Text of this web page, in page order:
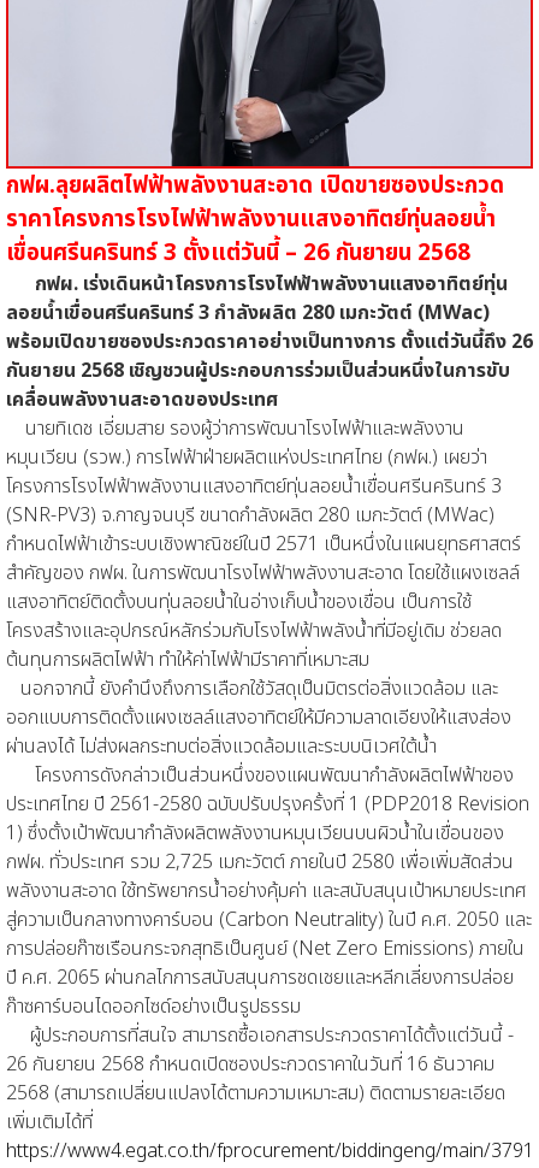
กฟผ.ลุยผลิตไฟฟ้าพลังงานสะอาด เปิดขายซองประกวด
ราคาโครงการโรงไฟฟ้าพลังงานแสงอาทิตย์ทุ่นลอยน้ำ
เขื่อนศรีนครินทร์ 3 ตั้งแต่วันนี้ – 26 กันยายน 2568
กฟผ. เร่งเดินหน้าโครงการโรงไฟฟ้าพลังงานแสงอาทิตย์ทุ่น
ลอยน้ำเขื่อนศรีนครินทร์ 3 กำลังผลิต 280 เมกะวัตต์ (MWac)
พร้อมเปิดขายซองประกวดราคาอย่างเป็นทางการ ตั้งแต่วันนี้ถึง 26
กันยายน 2568 เชิญชวนผู้ประกอบการร่วมเป็นส่วนหนึ่งในการขับ
เคลื่อนพลังงานสะอาดของประเทศ
นายทิเดช เอี่ยมสาย รองผู้ว่าการพัฒนาโรงไฟฟ้าและพลังงาน
หมุนเวียน (รวพ.) การไฟฟ้าฝ่ายผลิตแห่งประเทศไทย (กฟผ.) เผยว่า
โครงการโรงไฟฟ้าพลังงานแสงอาทิตย์ทุ่นลอยน้ำเขื่อนศรีนครินทร์ 3
(SNR-PV3) จ.กาญจนบุรี ขนาดกำลังผลิต 280 เมกะวัตต์ (MWac)
กำหนดไฟฟ้าเข้าระบบเชิงพาณิชย์ในปี 2571 เป็นหนึ่งในแผนยุทธศาสตร์
สำคัญของ กฟผ. ในการพัฒนาโรงไฟฟ้าพลังงานสะอาด โดยใช้แผงเซลล์
แสงอาทิตย์ติดตั้งบนทุ่นลอยน้ำในอ่างเก็บน้ำของเขื่อน เป็นการใช้
โครงสร้างและอุปกรณ์หลักร่วมกับโรงไฟฟ้าพลังน้ำที่มีอยู่เดิม ช่วยลด
ต้นทุนการผลิตไฟฟ้า ทำให้ค่าไฟฟ้ามีราคาที่เหมาะสม
นอกจากนี้ ยังคำนึงถึงการเลือกใช้วัสดุเป็นมิตรต่อสิ่งแวดล้อม และ
ออกแบบการติดตั้งแผงเซลล์แสงอาทิตย์ให้มีความลาดเอียงให้แสงส่อง
ผ่านลงได้ ไม่ส่งผลกระทบต่อสิ่งแวดล้อมและระบบนิเวศใต้น้ำ
โครงการดังกล่าวเป็นส่วนหนึ่งของแผนพัฒนากำลังผลิตไฟฟ้าของ
ประเทศไทย ปี 2561-2580 ฉบับปรับปรุงครั้งที่ 1 (PDP2018 Revision
1) ซึ่งตั้งเป้าพัฒนากำลังผลิตพลังงานหมุนเวียนบนผิวน้ำในเขื่อนของ
กฟผ. ทั่วประเทศ รวม 2,725 เมกะวัตต์ ภายในปี 2580 เพื่อเพิ่มสัดส่วน
พลังงานสะอาด ใช้ทรัพยากรน้ำอย่างคุ้มค่า และสนับสนุนเป้าหมายประเทศ
สู่ความเป็นกลางทางคาร์บอน (Carbon Neutrality) ในปี ค.ศ. 2050 และ
การปล่อยก๊าซเรือนกระจกสุทธิเป็นศูนย์ (Net Zero Emissions) ภายใน
ปี ค.ศ. 2065 ผ่านกลไกการสนับสนุนการชดเชยและหลีกเลี่ยงการปล่อย
ก๊าซคาร์บอนไดออกไซด์อย่างเป็นรูปธรรม
ผู้ประกอบการที่สนใจ สามารถซื้อเอกสารประกวดราคาได้ตั้งแต่วันนี้ -
26 กันยายน 2568 กำหนดเปิดซองประกวดราคาในวันที่ 16 ธันวาคม
2568 (สามารถเปลี่ยนแปลงได้ตามความเหมาะสม) ติดตามรายละเอียด
เพิ่มเติมได้ที่
https://www4.egat.co.th/fprocurement/biddingeng/main/3791